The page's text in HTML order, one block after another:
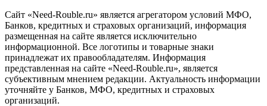
Сайт «Need-Rouble.ru» является агрегатором условий МФО,
Банков, кредитных и страховых организаций, информация
размещенная на сайте является исключительно
информационной. Все логотипы и товарные знаки
принадлежат их правообладателям. Информация
представленная на сайте «Need-Rouble.ru», является
субъективным мнением редакции. Актуальность информации
уточняйте у Банков, МФО, кредитных и страховых
организаций.